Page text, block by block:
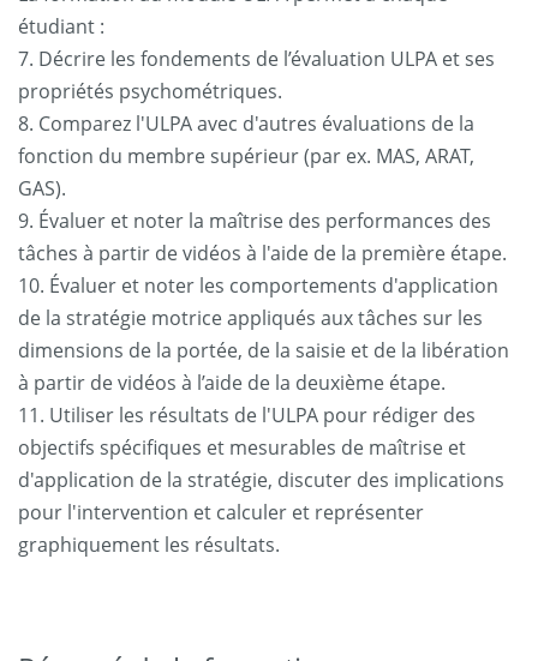
étudiant :
7. Décrire les fondements de l’évaluation ULPA et ses
propriétés psychométriques.
8. Comparez l'ULPA avec d'autres évaluations de la
fonction du membre supérieur (par ex. MAS, ARAT,
GAS).
9. Évaluer et noter la maîtrise des performances des
tâches à partir de vidéos à l'aide de la première étape.
10. Évaluer et noter les comportements d'application
de la stratégie motrice appliqués aux tâches sur les
dimensions de la portée, de la saisie et de la libération
à partir de vidéos à l’aide de la deuxième étape.
11. Utiliser les résultats de l'ULPA pour rédiger des
objectifs spécifiques et mesurables de maîtrise et
d'application de la stratégie, discuter des implications
pour l'intervention et calculer et représenter
graphiquement les résultats.